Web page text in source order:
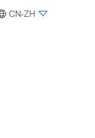
CN-ZH